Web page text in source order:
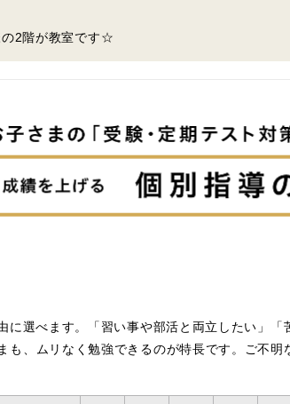
2階が教室です☆
に選べます。「習い事や部活と両立したい」
も、ムリなく勉強できるのが特長です。ご不